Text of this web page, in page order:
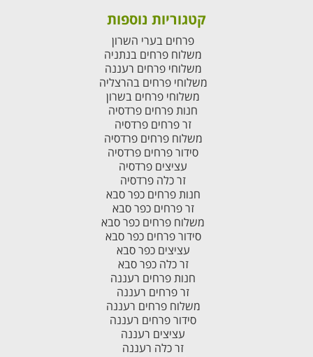
קטגוריות נוספות
פרחים בערי השרון
משלוח פרחים בנתניה
משלוחי פרחים רעננה
משלוחי פרחים בהרצליה
משלוחי פרחים בשרון
חנות פרחים פרדסיה
זר פרחים פרדסיה
משלוח פרחים פרדסיה
סידור פרחים פרדסיה
עציצים פרדסיה
זר כלה פרדסיה
חנות פרחים כפר סבא
זר פרחים כפר סבא
משלוח פרחים כפר סבא
סידור פרחים כפר סבא
עציצים כפר סבא
זר כלה כפר סבא
חנות פרחים רעננה
זר פרחים רעננה
משלוח פרחים רעננה
סידור פרחים רעננה
עציצים רעננה
זר כלה רעננה